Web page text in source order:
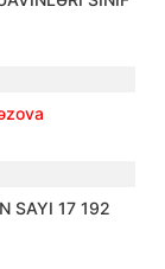
SAYI 17 192